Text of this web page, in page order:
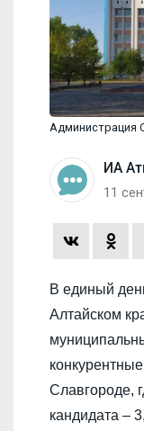
Администрация
ИА
11
В единый
Алтайском
Славгороде,
кандидата –